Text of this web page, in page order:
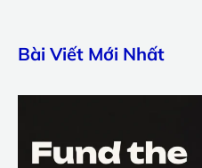
Bài Viết Mới Nhất